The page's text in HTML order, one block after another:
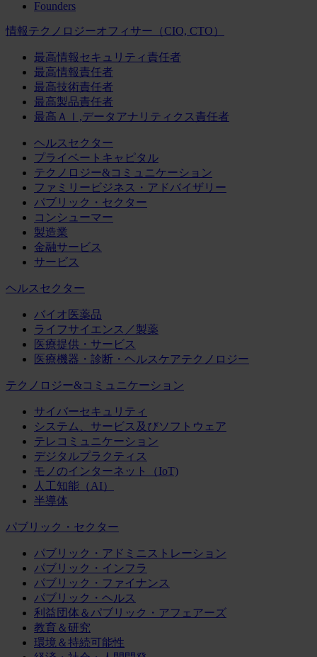
Founders
情報テクノロジーオフィサー（CIO, CTO）
最高情報セキュリティ責任者
最高情報責任者
最高技術責任者
最高製品責任者
最高ＡＩ,データアナリティクス責任者
ヘルスセクター
プライベートキャピタル
テクノロジー&コミュニケーション
ファミリービジネス・アドバイザリー
パブリック・セクター
コンシューマー
製造業
金融サービス
サービス
ヘルスセクター
バイオ医薬品
ライフサイエンス／製薬
医療提供・サービス
医療機器・診断・ヘルスケアテクノロジー
テクノロジー&コミュニケーション
サイバーセキュリティ
システム、サービス及びソフトウェア
テレコミュニケーション
デジタルプラクティス
モノのインターネット（IoT)
人工知能（AI）
半導体
パブリック・セクター
パブリック・アドミニストレーション
パブリック・インフラ
パブリック・ファイナンス
パブリック・ヘルス
利益団体＆パブリック・アフェアーズ
教育＆研究
環境＆持続可能性